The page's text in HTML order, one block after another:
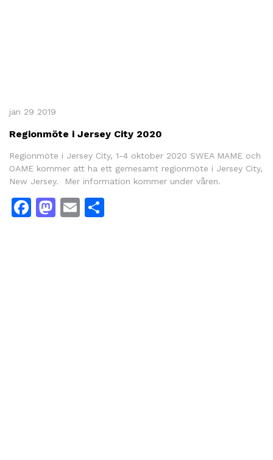
jan 29 2019
Regionmöte i Jersey City 2020
Regionmöte i Jersey City, 1-4 oktober 2020 SWEA MAME och
OAME kommer att ha ett gemesamt regionmöte i Jersey City,
New Jersey. Mer information kommer under våren.
Facebook
Mastodon
Email